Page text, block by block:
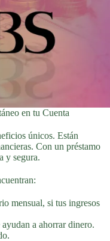
en tu Cuenta
únicos. Están
Con un préstamo
y segura.
mensual, si tus ingresos
a ahorrar dinero.